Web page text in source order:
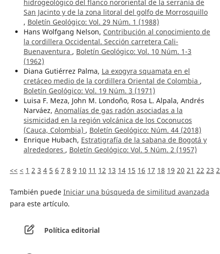
hidrogeológico del flanco nororiental de la serranía de
San Jacinto y de la zona litoral del golfo de Morrosquillo
, Boletín Geológico: Vol. 29 Núm. 1 (1988)
Hans Wolfgang Nelson, Contribución al conocimiento de
la cordillera Occidental. Sección carretera Cali-
Buenaventura , Boletín Geológico: Vol. 10 Núm. 1-3
(1962)
Diana Gutiérrez Palma, La exogyra squamata en el
cretáceo medio de la cordillera Oriental de Colombia ,
Boletín Geológico: Vol. 19 Núm. 3 (1971)
Luisa F. Meza, John M. Londoño, Rosa L. Alpala, Andrés
Narváez, Anomalías de gas radón asociadas a la
sismicidad en la región volcánica de los Coconucos
(Cauca, Colombia) , Boletín Geológico: Núm. 44 (2018)
Enrique Hubach, Estratigrafía de la sabana de Bogotá y
alrededores , Boletín Geológico: Vol. 5 Núm. 2 (1957)
<< < 1 2 3 4 5 6 7 8 9 10 11 12 13 14 15 16 17 18 19 20 21 22 23
También puede Iniciar una búsqueda de similitud avanzada
para este artículo.
Política editorial